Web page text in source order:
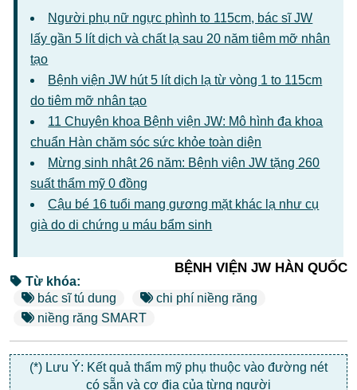
Người phụ nữ ngực phình to 115cm, bác sĩ JW
lấy gần 5 lít dịch và chất lạ sau 20 năm tiêm mỡ nhân
tạo
Bệnh viện JW hút 5 lít dịch lạ từ vòng 1 to 115cm
do tiêm mỡ nhân tạo
11 Chuyên khoa Bệnh viện JW: Mô hình đa khoa
chuẩn Hàn chăm sóc sức khỏe toàn diện
Mừng sinh nhật 26 năm: Bệnh viện JW tặng 260
suất thẩm mỹ 0 đồng
Cậu bé 16 tuổi mang gương mặt khác lạ như cụ
già do di chứng u máu bẩm sinh
BỆNH VIỆN JW HÀN QUỐC
Từ khóa:
bác sĩ tú dung
chi phí niềng răng
niềng răng SMART
(*) Lưu Ý: Kết quả thẩm mỹ phụ thuộc vào đường nét
có sẵn và cơ địa của từng người